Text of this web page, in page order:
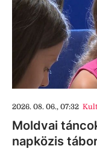
2026. 08. 06., 07:32
Moldvai
napközis